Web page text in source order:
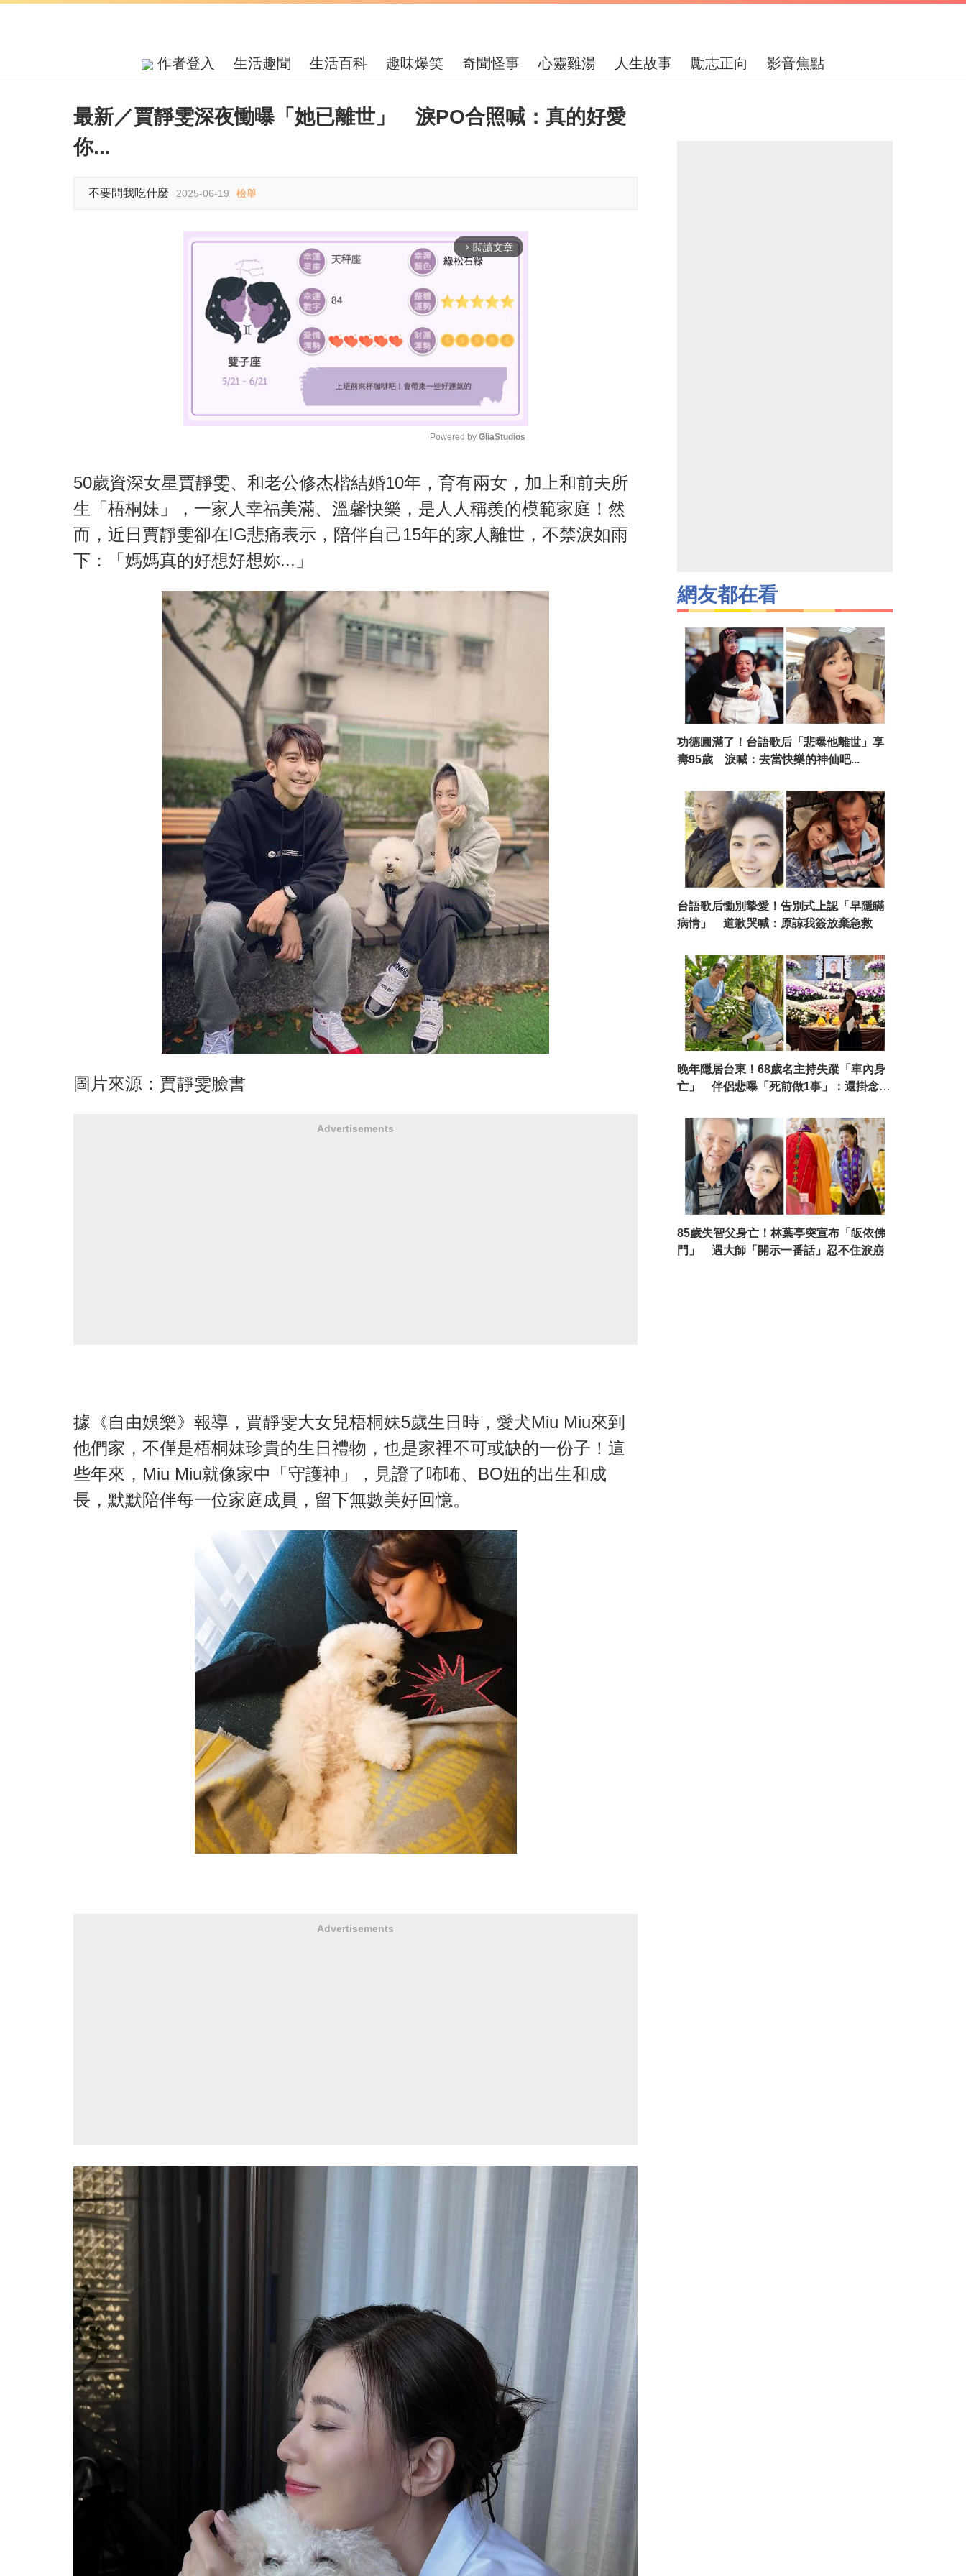
作者登入 生活趣聞 生活百科 趣味爆笑 奇聞怪事 心靈雞湯 人生故事 勵志正向 影音焦點
最新／賈靜雯深夜慟曝「她已離世」 淚PO合照喊：真的好愛
你...
不要問我吃什麼 2025-06-19 檢舉
arrow_forward_ios 閱讀文章
M
t
e
Powered by GliaStudios
50歲資深女星賈靜雯、和老公修杰楷結婚10年，育有兩女，加上和前夫所
生「梧桐妹」，一家人幸福美滿、溫馨快樂，是人人稱羨的模範家庭！然
而，近日賈靜雯卻在IG悲痛表示，陪伴自己15年的家人離世，不禁淚如雨
下：「媽媽真的好想好想妳...」
圖片來源：賈靜雯臉書
Advertisements
據《自由娛樂》報導，賈靜雯大女兒梧桐妹5歲生日時，愛犬Miu Miu來到
他們家，不僅是梧桐妹珍貴的生日禮物，也是家裡不可或缺的一份子！這
些年來，Miu Miu就像家中「守護神」，見證了咘咘、BO妞的出生和成
長，默默陪伴每一位家庭成員，留下無數美好回憶。
Advertisements
網友都在看
功德圓滿了！台語歌后「悲曝他離世」享
壽95歲 淚喊：去當快樂的神仙吧...
台語歌后慟別摯愛！告別式上認「早隱瞞
病情」 道歉哭喊：原諒我簽放棄急救
晚年隱居台東！68歲名主持失蹤「車內身
亡」 伴侶悲曝「死前做1事」：還掛念著
85歲失智父身亡！林葉亭突宣布「皈依佛
門」 遇大師「開示一番話」忍不住淚崩